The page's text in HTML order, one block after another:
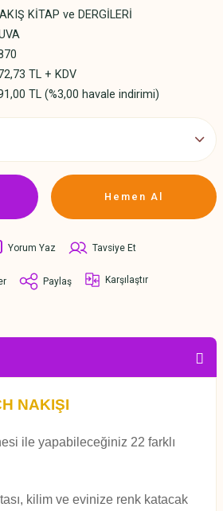
KİTAP ve DERGİLERİ
TL + KDV
TL (%3,00 havale indirimi)
Hemen Al
Yorum Yaz Tavsiye Et
Paylaş Karşılaştır
NAKIŞI
ile yapabileceğiniz 22 farklı
kilim ve evinize renk katacak